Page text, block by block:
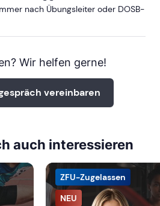
nach Übungsleiter oder DOSB-
Wir helfen gerne!
vereinbaren
auch interessieren
NEU
ZFU-Zugelassen